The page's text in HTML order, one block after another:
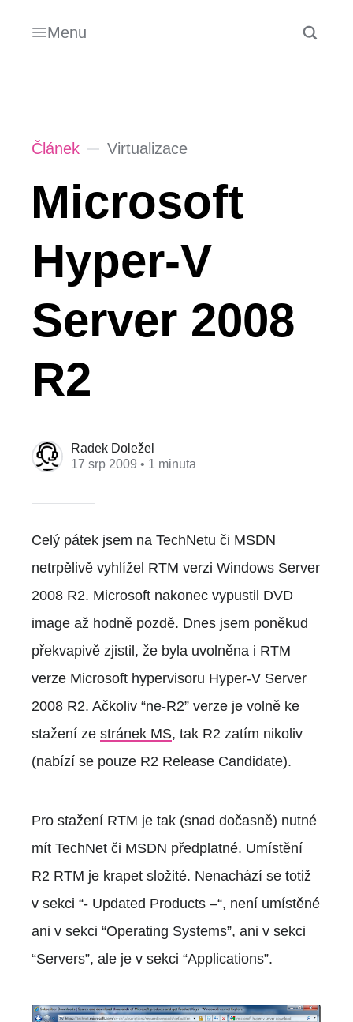
Menu
Článek Virtualizace
Microsoft
Hyper-V
Server 2008
R2
Radek Doležel
17 srp 2009 • 1 minuta
Celý pátek jsem na TechNetu či MSDN
netrpělivě vyhlížel RTM verzi Windows Server
2008 R2. Microsoft nakonec vypustil DVD
image až hodně pozdě. Dnes jsem poněkud
překvapivě zjistil, že byla uvolněna i RTM
verze Microsoft hypervisoru Hyper-V Server
2008 R2. Ačkoliv “ne-R2” verze je volně ke
stažení ze stránek MS, tak R2 zatím nikoliv
(nabízí se pouze R2 Release Candidate).
Pro stažení RTM je tak (snad dočasně) nutné
mít TechNet či MSDN předplatné. Umístění
R2 RTM je krapet složité. Nenachází se totiž
v sekci “- Updated Products –“, není umístěné
ani v sekci “Operating Systems”, ani v sekci
“Servers”, ale je v sekci “Applications”.